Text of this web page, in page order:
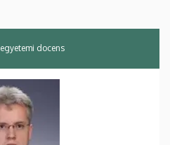
egyetemi docens